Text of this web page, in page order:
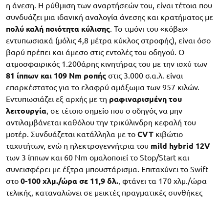
η άνεση. Η ρύθμιση των αναρτήσεών του, είναι τέτοια που
συνδυάζει μια ιδανική αναλογία άνεσης και κρατήματος με
πολύ καλή ποιότητα κύλισης . Το τιμόνι του «κόβει»
εντυπωσιακά (μόλις 4,8 μέτρα κύκλος στροφής), είναι όσο
βαρύ πρέπει και άμεσο στις εντολές του οδηγού. Ο
ατμοσφαιρικός 1.200άρης κινητήρας του με την ισχύ των
81 ίππων και 109 Nm ροπής στις 3.000 σ.α.λ. είναι
επαρκέστατος για το ελαφρύ αμάξωμα των 957 κιλών.
Εντυπωσιάζει εξ αρχής με τη ραφιναρισμένη του
λειτουργία , σε τέτοιο σημείο που ο οδηγός να μην
αντιλαμβάνεται καθόλου την τρικύλινδρη κεφαλή του
μοτέρ. Συνδυάζεται κατάλληλα με το CVT κιβώτιο
ταχυτήτων, ενώ η ηλεκτρογεννήτρια του mild hybrid 12V
των 3 ίππων και 60 Nm ομαλοποιεί το Stop/Start και
συνεισφέρει με έξτρα μπουστάρισμα. Επιταχύνει το Swift
στο 0-100 χλμ./ώρα σε 11,9 δλ. , φτάνει τα 170 χλμ./ώρα
τελικής, καταναλώνει σε μεικτές πραγματικές συνθήκες